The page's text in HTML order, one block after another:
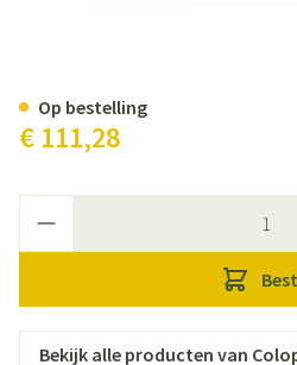
€ 111,28
Op bestelling
Bekijk alle producten van